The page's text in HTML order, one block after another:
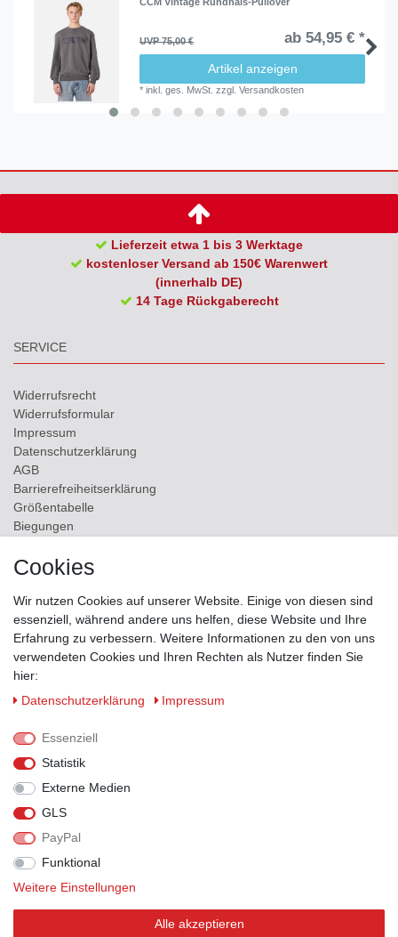
UVP 75,00 € ab 54,95 € *
Artikel anzeigen
*inkl. ges. MwSt. zzgl.Versandkosten
Lieferzeit etwa 1 bis 3 Werktage
kostenloser Versand ab 150€ Warenwert
(innerhalb DE)
14 Tage Rückgaberecht
SERVICE
Widerrufs­recht
Widerrufs­formular
Impressum
Daten­schutz­erklärung
AGB
Barrierefreiheitserklärung
Größentabelle
Biegungen
Kontakt
ZAHLUNGSMÖGLICHKEITEN
VERSANDPARTNER
Cookies
Wir nutzen Cookies auf unserer Website. Einige von diesen sind
essenziell, während andere uns helfen, diese Website und Ihre
Erfahrung zu verbessern. Weitere Informationen zu den von uns
verwendeten Cookies und Ihren Rechten als Nutzer finden Sie
hier:
Daten­schutz­erklärung
Impressum
Essenziell
Statistik
Externe Medien
GLS
PayPal
Funktional
Weitere Einstellungen
Alle akzeptieren